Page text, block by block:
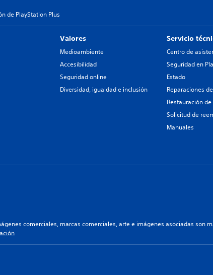
de PlayStation Plus
Valores
Medioambiente
Accesibilidad
Seguridad online
Diversidad, igualdad e inclusión
Servicio
Centro de
Seguridad en
Estado
Reparaciones
Restauración
Solicitud de
Manuales
comerciales, marcas comerciales, arte e imágenes asociadas son